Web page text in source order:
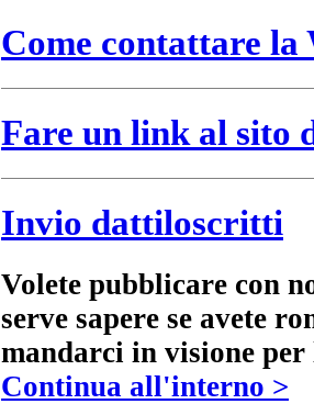
Come contattare
Fare un link al sito
Invio dattiloscritti
Volete pubblicare con
serve sapere se avete
mandarci in visione
Continua all'interno >